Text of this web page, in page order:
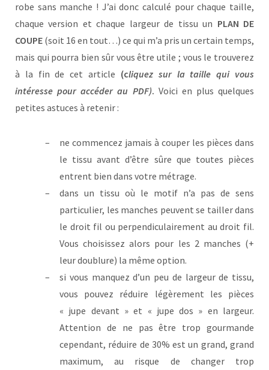
robe sans manche ! J’ai donc calculé pour chaque taille,
chaque version et chaque largeur de tissu un PLAN DE
COUPE (soit 16 en tout…) ce qui m’a pris un certain temps,
mais qui pourra bien sûr vous être utile ; vous le trouverez
à la fin de cet article (cliquez sur la taille qui vous
intéresse pour accéder au PDF). Voici en plus quelques
petites astuces à retenir :
ne commencez jamais à couper les pièces dans
le tissu avant d’être sûre que toutes pièces
entrent bien dans votre métrage.
dans un tissu où le motif n’a pas de sens
particulier, les manches peuvent se tailler dans
le droit fil ou perpendiculairement au droit fil.
Vous choisissez alors pour les 2 manches (+
leur doublure) la même option.
si vous manquez d’un peu de largeur de tissu,
vous pouvez réduire légèrement les pièces
« jupe devant » et « jupe dos » en largeur.
Attention de ne pas être trop gourmande
cependant, réduire de 30% est un grand, grand
maximum, au risque de changer trop